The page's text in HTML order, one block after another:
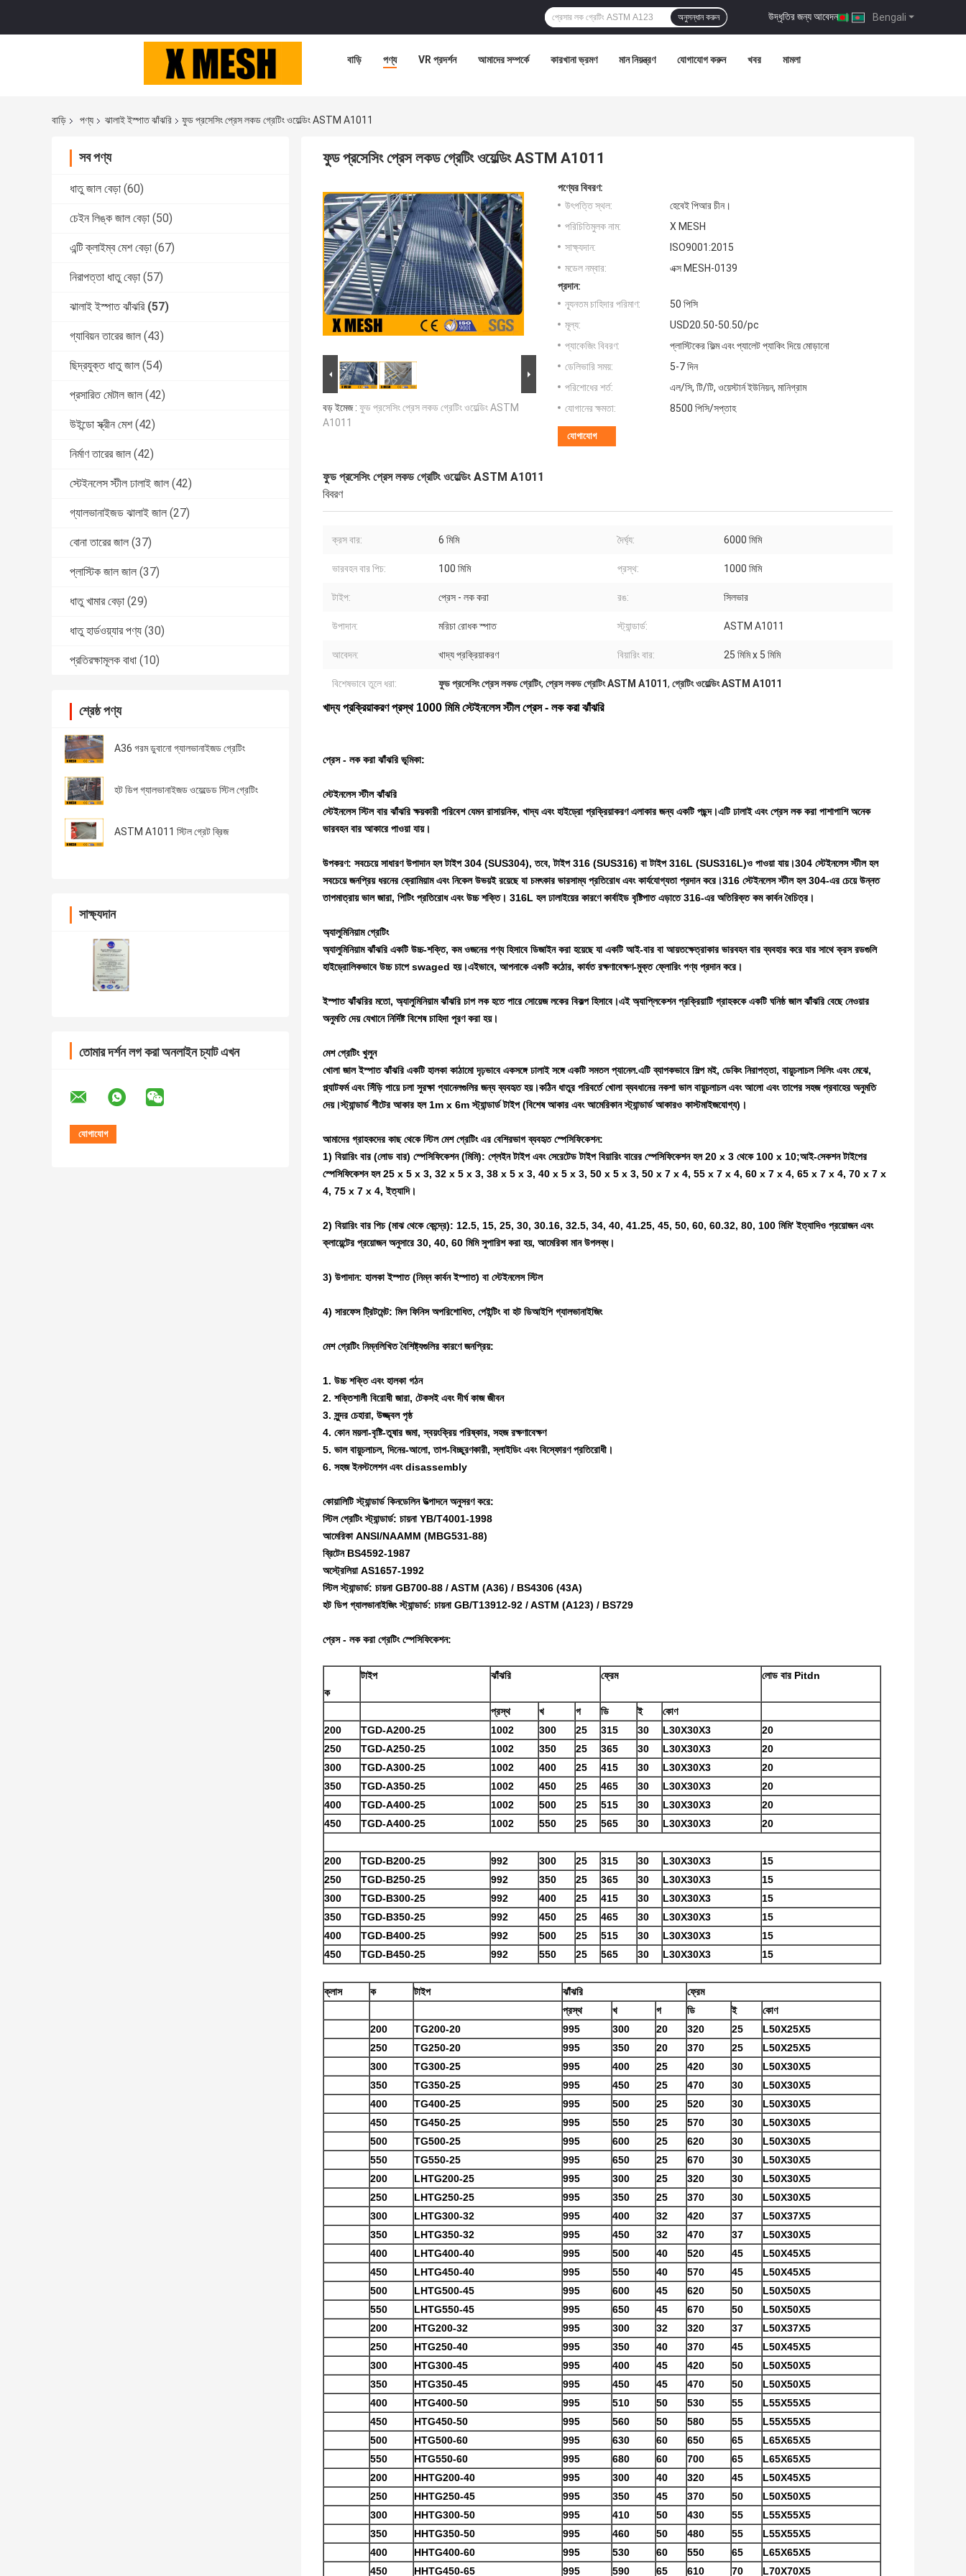
Bengali
উদ্ধৃতির জন্য আবেদন |
অনুসন্ধান করুন
বাড়ি পণ্য VR প্রদর্শন আমাদের সম্পর্কে কারখানা ভ্রমণ মান নিয়ন্ত্রণ যোগাযোগ করুন খবর মামলা
বাড়ি পণ্য ঝালাই ইস্পাত ঝাঁঝরি ফুড প্রসেসিং প্রেস লকড গ্রেটিং ওয়েল্ডিং ASTM A1011
সব পণ্য
ধাতু জাল বেড়া (60)
চেইন লিঙ্ক জাল বেড়া (50)
এন্টি ক্লাইম্ব মেশ বেড়া (67)
নিরাপত্তা ধাতু বেড়া (57)
ঝালাই ইস্পাত ঝাঁঝরি (57)
গ্যাবিয়ন তারের জাল (43)
ছিদ্রযুক্ত ধাতু জাল (54)
প্রসারিত মেটাল জাল (42)
উইন্ডো স্ক্রীন মেশ (42)
নির্মাণ তারের জাল (42)
স্টেইনলেস স্টীল ঢালাই জাল (42)
গ্যালভানাইজড ঝালাই জাল (27)
বোনা তারের জাল (37)
প্লাস্টিক জাল জাল (37)
ধাতু খামার বেড়া (29)
ধাতু হার্ডওয়্যার পণ্য (30)
প্রতিরক্ষামূলক বাধা (10)
শ্রেষ্ঠ পণ্য
A36 গরম ডুবানো গ্যালভানাইজড গ্রেটিং
হট ডিপ গ্যালভানাইজড ওয়েল্ডেড স্টিল গ্রেটিং
ASTM A1011 স্টিল গ্রেট ব্রিজ
সাক্ষ্যদান
তোমার দর্শন লগ করা অনলাইন চ্যাট এখন
ফুড প্রসেসিং প্রেস লকড গ্রেটিং ওয়েল্ডিং ASTM A1011
বড় ইমেজ : ফুড প্রসেসিং প্রেস লকড গ্রেটিং ওয়েল্ডিং ASTM
A1011
পণ্যের বিবরণ:
উৎপত্তি স্থল:
হেবেই পিআর চীন।
পরিচিতিমুলক নাম:
X MESH
সাক্ষ্যদান:
ISO9001:2015
মডেল নম্বার:
এক্স MESH-0139
প্রদান:
ন্যূনতম চাহিদার পরিমাণ:
50 পিসি
মূল্য:
USD20.50-50.50/pc
প্যাকেজিং বিবরণ:
প্লাস্টিকের ফিল্ম এবং প্যালেট প্যাকিং দিয়ে মোড়ানো
ডেলিভারি সময়:
5-7 দিন
পরিশোধের শর্ত:
এল/সি, টি/টি, ওয়েস্টার্ন ইউনিয়ন, মানিগ্রাম
যোগানের ক্ষমতা:
8500 পিসি/সপ্তাহ
যোগাযোগ
ফুড প্রসেসিং প্রেস লকড গ্রেটিং ওয়েল্ডিং ASTM A1011
বিবরণ
ক্রস বার: 6 মিমি দৈর্ঘ্য: 6000 মিমি
ভারবহন বার পিচ: 100 মিমি প্রস্থ: 1000 মিমি
টাইপ: প্রেস - লক করা রঙ: সিলভার
উপাদান: মরিচা রোধক স্পাত স্ট্যান্ডার্ড: ASTM A1011
আবেদন: খাদ্য প্রক্রিয়াকরণ বিয়ারিং বার: 25 মিমি x 5 মিমি
বিশেষভাবে তুলে ধরা: ফুড প্রসেসিং প্রেস লকড গ্রেটিং, প্রেস লকড গ্রেটিং ASTM A1011, গ্রেটিং ওয়েল্ডিং ASTM A1011
খাদ্য প্রক্রিয়াকরণ প্রস্থ 1000 মিমি স্টেইনলেস স্টীল প্রেস - লক করা ঝাঁঝরি
প্রেস - লক করা ঝাঁঝরি ভূমিকা:
স্টেইনলেস স্টীল ঝাঁঝরি
স্টেইনলেস স্টিল বার ঝাঁঝরি ক্ষয়কারী পরিবেশ যেমন রাসায়নিক, খাদ্য এবং হাইড্রো প্রক্রিয়াকরণ এলাকার জন্য একটি পছন্দ।এটি ঢালাই এবং প্রেস লক করা পাশাপাশি অনেক
ভারবহন বার আকারে পাওয়া যায়।
উপকরণ: সবচেয়ে সাধারণ উপাদান হল টাইপ 304 (SUS304), তবে, টাইপ 316 (SUS316) বা টাইপ 316L (SUS316L)ও পাওয়া যায়।304 স্টেইনলেস স্টীল হল
সবচেয়ে জনপ্রিয় ধরনের ক্রোমিয়াম এবং নিকেল উভয়ই রয়েছে যা চমৎকার ভারসাম্য প্রতিরোধ এবং কার্যযোগ্যতা প্রদান করে।316 স্টেইনলেস স্টীল হল 304-এর চেয়ে উন্নত
তাপমাত্রায় ভাল জারা, পিটিং প্রতিরোধ এবং উচ্চ শক্তি। 316L হল ঢালাইয়ের কারণে কার্বাইড বৃষ্টিপাত এড়াতে 316-এর অতিরিক্ত কম কার্বন বৈচিত্র।
অ্যালুমিনিয়াম গ্রেটিং
অ্যালুমিনিয়াম ঝাঁঝরি একটি উচ্চ-শক্তি, কম ওজনের পণ্য হিসাবে ডিজাইন করা হয়েছে যা একটি আই-বার বা আয়তক্ষেত্রাকার ভারবহন বার ব্যবহার করে যার সাথে ক্রস রডগুলি
হাইড্রোলিকভাবে উচ্চ চাপে swaged হয়।এইভাবে, আপনাকে একটি কঠোর, কার্যত রক্ষণাবেক্ষণ-মুক্ত ফ্লোরিং পণ্য প্রদান করে।
ইস্পাত ঝাঁঝরির মতো, অ্যালুমিনিয়াম ঝাঁঝরি চাপ লক হতে পারে সোয়েজ লকের বিকল্প হিসাবে।এই অ্যাপ্লিকেশন প্রক্রিয়াটি গ্রাহককে একটি ঘনিষ্ঠ জাল ঝাঁঝরি বেছে নেওয়ার
অনুমতি দেয় যেখানে নির্দিষ্ট বিশেষ চাহিদা পূরণ করা হয়।
মেশ গ্রেটিং খুলুন
খোলা জাল ইস্পাত ঝাঁঝরি একটি হালকা কাঠামো দৃঢ়ভাবে একসঙ্গে ঢালাই সঙ্গে একটি সমতল প্যানেল.এটি ব্যাপকভাবে শিল্প মই, ডেকিং নিরাপত্তা, বায়ুচলাচল সিলিং এবং মেঝে,
প্ল্যাটফর্ম এবং সিঁড়ি পায়ে চলা সুরক্ষা প্যানেলগুলির জন্য ব্যবহৃত হয়।কঠিন ধাতুর পরিবর্তে খোলা ব্যবধানের নকশা ভাল বায়ুচলাচল এবং আলো এবং তাপের সহজ প্রবাহের অনুমতি
দেয়।স্ট্যান্ডার্ড শীটের আকার হল 1m x 6m স্ট্যান্ডার্ড টাইপ (বিশেষ আকার এবং আমেরিকান স্ট্যান্ডার্ড আকারও কাস্টমাইজযোগ্য)।
আমাদের গ্রাহকদের কাছ থেকে স্টিল মেশ গ্রেটিং এর বেশিরভাগ ব্যবহৃত স্পেসিফিকেশন:
1) বিয়ারিং বার (লোড বার) স্পেসিফিকেশন (মিমি): প্লেইন টাইপ এবং সেরেটেড টাইপ বিয়ারিং বারের স্পেসিফিকেশন হল 20 x 3 থেকে 100 x 10;আই-সেকশন টাইপের
স্পেসিফিকেশন হল 25 x 5 x 3, 32 x 5 x 3, 38 x 5 x 3, 40 x 5 x 3, 50 x 5 x 3, 50 x 7 x 4, 55 x 7 x 4, 60 x 7 x 4, 65 x 7 x 4, 70 x 7 x
4, 75 x 7 x 4, ইত্যাদি।
2) বিয়ারিং বার পিচ (মাঝ থেকে কেন্দ্রে): 12.5, 15, 25, 30, 30.16, 32.5, 34, 40, 41.25, 45, 50, 60, 60.32, 80, 100 মিমি' ইত্যাদিও প্রয়োজন এবং
ক্লায়েন্টের প্রয়োজন অনুসারে 30, 40, 60 মিমি সুপারিশ করা হয়, আমেরিকা মান উপলব্ধ।
3) উপাদান: হালকা ইস্পাত (নিম্ন কার্বন ইস্পাত) বা স্টেইনলেস স্টিল
4) সারফেস ট্রিটমেন্ট: মিল ফিনিস অপরিশোধিত, পেইন্টিং বা হট ডিআইপি গ্যালভানাইজিং
মেশ গ্রেটিং নিম্নলিখিত বৈশিষ্ট্যগুলির কারণে জনপ্রিয়:
1. উচ্চ শক্তি এবং হালকা গঠন
2. শক্তিশালী বিরোধী জারা, টেকসই এবং দীর্ঘ কাজ জীবন
3. সুন্দর চেহারা, উজ্জ্বল পৃষ্ঠ
4. কোন ময়লা-বৃষ্টি-তুষার জমা, স্বয়ংক্রিয় পরিষ্কার, সহজ রক্ষণাবেক্ষণ
5. ভাল বায়ুচলাচল, দিনের-আলো, তাপ-বিচ্ছুরণকারী, স্লাইডিং এবং বিস্ফোরণ প্রতিরোধী।
6. সহজ ইনস্টলেশন এবং disassembly
কোয়ালিটি স্ট্যান্ডার্ড কিনডেলিন উত্পাদনে অনুসরণ করে:
স্টিল গ্রেটিং স্ট্যান্ডার্ড: চায়না YB/T4001-1998
আমেরিকা ANSI/NAAMM (MBG531-88)
ব্রিটেন BS4592-1987
অস্ট্রেলিয়া AS1657-1992
স্টিল স্ট্যান্ডার্ড: চায়না GB700-88 / ASTM (A36) / BS4306 (43A)
হট ডিপ গ্যালভানাইজিং স্ট্যান্ডার্ড: চায়না GB/T13912-92 / ASTM (A123) / BS729
প্রেস - লক করা গ্রেটিং স্পেসিফিকেশন:
ক
টাইপ ঝাঁঝরি ফ্রেম লোড বার Pitdn
প্রস্থ খ গ ডি ই
কোণ
200
TGD-A200-25 1002 300 25 315 30 L30X30X3
20
250
TGD-A250-25 1002 350 25 365 30 L30X30X3
20
300
TGD-A300-25 1002 400 25 415 30 L30X30X3
20
350
TGD-A350-25 1002 450 25 465 30 L30X30X3
20
400
TGD-A400-25 1002 500 25 515 30 L30X30X3
20
450
TGD-A400-25 1002 550 25 565 30 L30X30X3 20
200 TGD-B200-25 992 300 25 315 30 L30X30X3
15
250
TGD-B250-25 992 350 25 365 30 L30X30X3
15
300
TGD-B300-25 992 400 25 415 30 L30X30X3
15
350
TGD-B350-25 992 450 25 465 30 L30X30X3
15
400
TGD-B400-25 992 500 25 515 30 L30X30X3
15
450
TGD-B450-25 992 550 25 565 30 L30X30X3 15
ক্লাস ক টাইপ ঝাঁঝরি
ফ্রেম
প্রস্থ
খ গ ডি ই
কোণ
200
TG200-20 995 300 20 320 25
L50X25X5
250
TG250-20 995 350 20 370 25
L50X25X5
300
TG300-25 995 400 25 420 30
L50X30X5
350
TG350-25 995 450 25 470 30
L50X30X5
400
TG400-25 995 500 25 520 30
L50X30X5
450
TG450-25 995 550 25 570 30
L50X30X5
500
TG500-25 995 600 25 620 30
L50X30X5
550
TG550-25 995 650 25 670 30
L50X30X5
200
LHTG200-25 995 300 25 320 30
L50X30X5
250
LHTG250-25 995 350 25 370 30
L50X30X5
300
LHTG300-32 995 400 32 420 37
L50X37X5
350
LHTG350-32 995 450 32 470 37
L50X30X5
400
LHTG400-40 995 500 40 520 45
L50X45X5
450
LHTG450-40 995 550 40 570 45
L50X45X5
500
LHTG500-45 995 600 45 620 50
L50X50X5
550
LHTG550-45 995 650 45 670 50
L50X50X5
200
HTG200-32 995 300 32 320 37
L50X37X5
250
HTG250-40 995 350 40 370 45
L50X45X5
300
HTG300-45 995 400 45 420 50
L50X50X5
350
HTG350-45 995 450 45 470 50
L50X50X5
400
HTG400-50 995 510 50 530 55
L55X55X5
450
HTG450-50 995 560 50 580 55
L55X55X5
500
HTG500-60 995 630 60 650 65
L65X65X5
550
HTG550-60 995 680 60 700 65
L65X65X5
200
HHTG200-40 995 300 40 320 45
L50X45X5
250
HHTG250-45 995 350 45 370 50
L50X50X5
300
HHTG300-50 995 410 50 430 55
L55X55X5
350
HHTG350-50 995 460 50 480 55
L55X55X5
400
HHTG400-60 995 530 60 550 65
L65X65X5
450
HHTG450-65 995 590 65 610 70 L70X70X5